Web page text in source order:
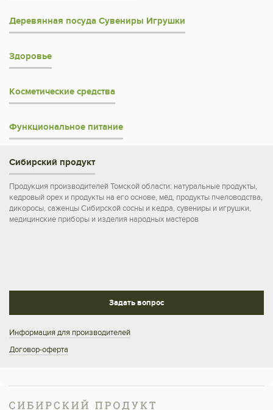
Деревянная посуда Сувениры Игрушки
Здоровье
Косметические средства
Функциональное питание
Сибирский продукт
Продукция производителей Томской области: натуральные продукты,
кедровый орех и продукты на его основе, мёд, продукты пчеловодства,
дикоросы, саженцы Сибирской сосны и кедра, сувениры и игрушки,
медицинские приборы и изделия народных мастеров
Задать вопрос
Информация для производителей
Договор-оферта